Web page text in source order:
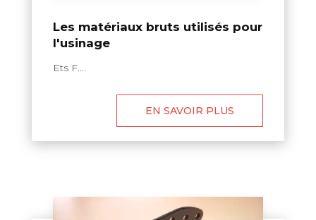
Les matériaux bruts utilisés pour
l'usinage
Ets F....
EN SAVOIR PLUS